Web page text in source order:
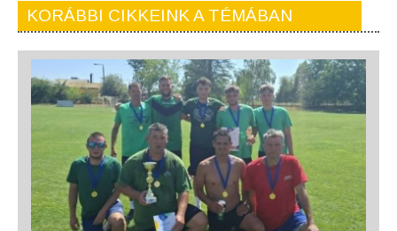
KORÁBBI CIKKEINK A TÉMÁBAN